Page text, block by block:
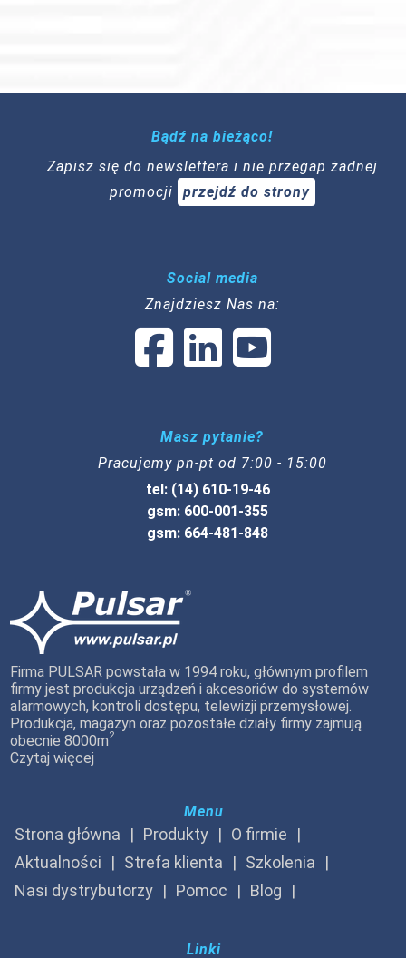
Bądź na bieżąco!
Zapisz się do newslettera i nie przegap żadnej
promocji
przejdź do strony
Social media
Znajdziesz Nas na:
Masz pytanie?
Pracujemy pn-pt od 7:00 - 15:00
tel: (14) 610-19-46
gsm: 600-001-355
gsm: 664-481-848
Firma PULSAR powstała w 1994 roku, głównym profilem
firmy jest produkcja urządzeń i akcesoriów do systemów
alarmowych, kontroli dostępu, telewizji przemysłowej.
Produkcja, magazyn oraz pozostałe działy firmy zajmują
obecnie 8000m2
Czytaj więcej
Menu
Strona główna Produkty
O firmie
Aktualności
Strefa klienta
Szkolenia
Nasi dystrybutorzy
Pomoc Blog
Linki